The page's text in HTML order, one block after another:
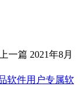
上一篇 2021年8月
软件用户专属软